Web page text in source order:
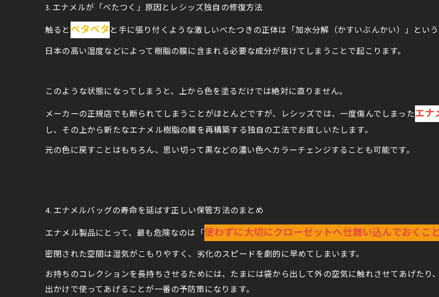
3. エナメルが「べたつく」原因とレシッズ独自の修復方法
触るとペタペタと手に張り付くような激しいべたつきの正体は「加水分解（かすいぶんかい）」という
日本の高い湿度などによって樹脂の膜に含まれる必要な成分が抜けてしまうことで起こります。
このような状態になってしまうと、上から色を塗るだけでは絶対に直りません。
メーカーの正規店でも断られてしまうことがほとんどですが、レシッズでは、一度傷んでしまったエナ
し、その上から新たなエナメル樹脂の膜を再構築する独自の工法でお直しいたします。
元の色に戻すことはもちろん、思い切って黒などの濃い色へカラーチェンジすることも可能です。
4. エナメルバッグの寿命を延ばす正しい保管方法のまとめ
エナメル製品にとって、最も危険なのは「使わずに大切にクローゼットへ仕舞い込んでおくこと
密閉された空間は湿気がこもりやすく、劣化のスピードを劇的に早めてしまいます。
お持ちのコレクションを長持ちさせるためには、たまには袋から出して外の空気に触れさせてあげたり
出かけで使ってあげることが一番の予防策になります。